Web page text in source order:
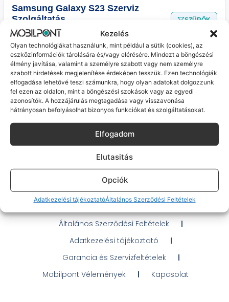
Kezelés
Olyan technológiákat használunk, mint például a sütik (cookies), az
eszközinformációk tárolására és/vagy elérésére. Mindezt a böngészési
élmény javítása, valamint a személyre szabott vagy nem személyre
szabott hirdetések megjelenítése érdekében tesszük. Ezen technológiák
elfogadása lehetővé teszi számunkra, hogy olyan adatokat dolgozzunk
fel ezen az oldalon, mint a böngészési szokások vagy az egyedi
azonosítók. A hozzájárulás megtagadása vagy visszavonása
hátrányosan befolyásolhat bizonyos funkciókat és szolgáltatásokat.
Elfogadom
Elutasitás
Opciók
Adatkezelési tájékoztatóÁltalános Szerződési Feltételek
Samsung Galaxy S23 Szerviz
Szolgáltatás
Nincs találata megadott szűrőkkel.
SZŰRŐK
Jelenleg nincs ilyen termékünk :(
Gyakran Ismételt Kérdések
Elérhetőségeink
Probléma jelentés / Elállás
OTP Áruhitel Tájékoztató
Klarna fizetési tájékoztató
Általános Szerződési Feltételek
Adatkezelési tájékoztató
Garancia és Szervizfeltételek
Mobilpont Vélemények
Kapcsolat